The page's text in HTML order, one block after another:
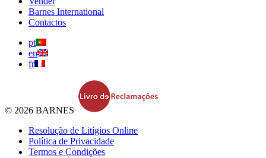
Barnes International
Contactos
pt
en
fr
© 2026 BARNES
Resolução de Litígios Online
Política de Privacidade
Termos e Condições